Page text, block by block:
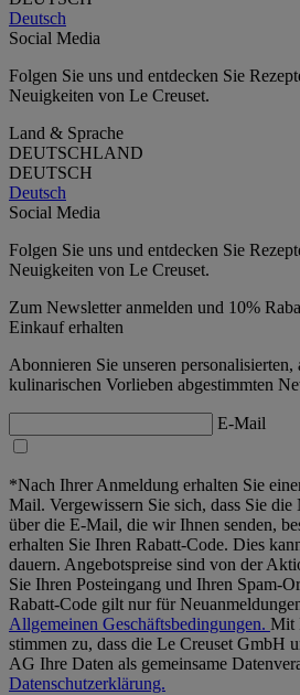
Deutsch
Social Media
Folgen Sie uns und entdecken Sie
Neuigkeiten von Le Creuset.
Land & Sprache
DEUTSCHLAND
DEUTSCH
Deutsch
Social Media
Folgen Sie uns und entdecken Sie
Neuigkeiten von Le Creuset.
Zum Newsletter anmelden und 10%
Einkauf erhalten
Abonnieren Sie unseren personalisierten,
kulinarischen Vorlieben abgestimmten
E-Mail
*Nach Ihrer Anmeldung erhalten Sie
Mail. Vergewissern Sie sich, dass Sie
über die E-Mail, die wir Ihnen senden,
erhalten Sie Ihren Rabatt-Code. Dies
dauern. Angebotspreise sind von der
Sie Ihren Posteingang und Ihren Spam-
Rabatt-Code gilt nur für
Allgemeinen Geschäftsbedingungen. Mit
stimmen zu, dass die Le Creuset GmbH
AG Ihre Daten als gemeinsame
Datenschutzerklärung.